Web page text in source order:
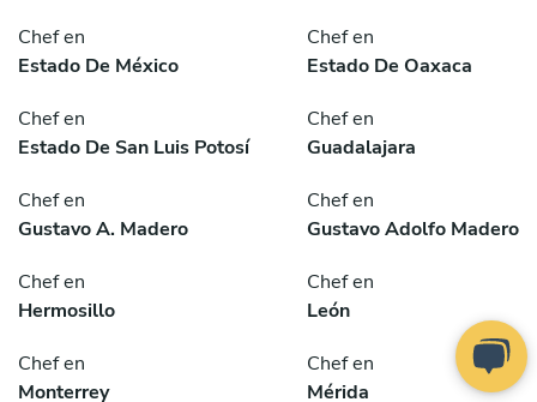
Chef en
Estado De México
Chef en
Estado De Oaxaca
Chef en
Estado De San Luis Potosí
Chef en
Guadalajara
Chef en
Gustavo A. Madero
Chef en
Gustavo Adolfo Madero
Chef en
Hermosillo
Chef en
León
Chef en
Monterrey
Chef en
Mérida